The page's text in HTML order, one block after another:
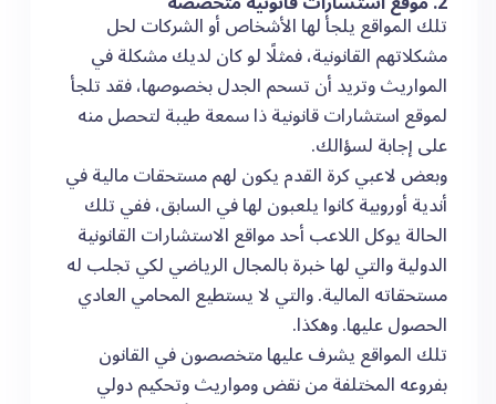
تلك المواقع يلجأ لها الأشخاص أو الشركات لحل
مشكلاتهم القانونية، فمثلًا لو كان لديك مشكلة في
المواريث وتريد أن تسحم الجدل بخصوصها، فقد تلجأ
لموقع استشارات قانونية ذا سمعة طيبة لتحصل منه
على إجابة لسؤالك.
وبعض لاعبي كرة القدم يكون لهم مستحقات مالية في
أندية أوروبية كانوا يلعبون لها في السابق، ففي تلك
الحالة يوكل اللاعب أحد مواقع الاستشارات القانونية
الدولية والتي لها خبرة بالمجال الرياضي لكي تجلب له
مستحقاته المالية. والتي لا يستطيع المحامي العادي
الحصول عليها. وهكذا.
تلك المواقع يشرف عليها متخصصون في القانون
بفروعه المختلفة من نقض ومواريث وتحكيم دولي